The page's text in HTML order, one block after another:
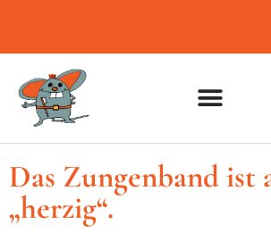
Das Zungenband ist
„herzig“.​